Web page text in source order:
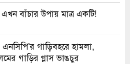
এখন বাঁচার উপায় মাত্র একটি!
গাড়িবহরে হামলা,
গাড়ির গ্লাস ভাঙচুর